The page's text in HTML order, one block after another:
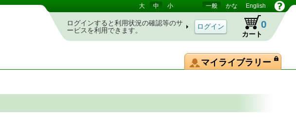
大 中 小 一般 かな English
ログインすると利用状況の確認等のサ
ービスを利用できます。
カート
0
マイライブラリー